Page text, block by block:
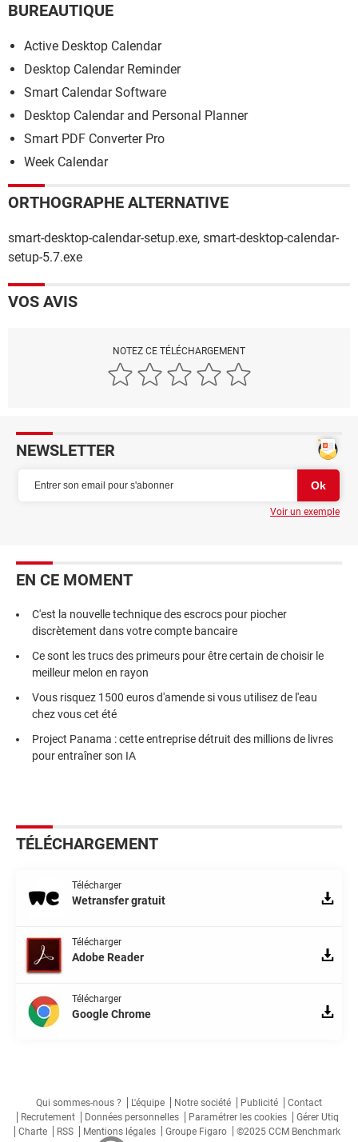
BUREAUTIQUE
Active Desktop Calendar
Desktop Calendar Reminder
Smart Calendar Software
Desktop Calendar and Personal Planner
Smart PDF Converter Pro
Week Calendar
ORTHOGRAPHE ALTERNATIVE
smart-desktop-calendar-setup.exe, smart-desktop-calendar-
setup-5.7.exe
VOS AVIS
NOTEZ CE TÉLÉCHARGEMENT
NEWSLETTER
Voir un exemple
EN CE MOMENT
C'est la nouvelle technique des escrocs pour piocher
discrètement dans votre compte bancaire
Ce sont les trucs des primeurs pour être certain de choisir le
meilleur melon en rayon
Vous risquez 1500 euros d'amende si vous utilisez de l'eau
chez vous cet été
Project Panama : cette entreprise détruit des millions de livres
pour entraîner son IA
TÉLÉCHARGEMENT
Télécharger
Wetransfer gratuit
Télécharger
Adobe Reader
Télécharger
Google Chrome
Qui sommes-nous ? L'équipe Notre société Publicité
Contact
Recrutement
Données personnelles Paramétrer les cookies
Gérer Utiq
Charte
RSS Mentions légales Groupe Figaro ©2025 CCM Benchmark